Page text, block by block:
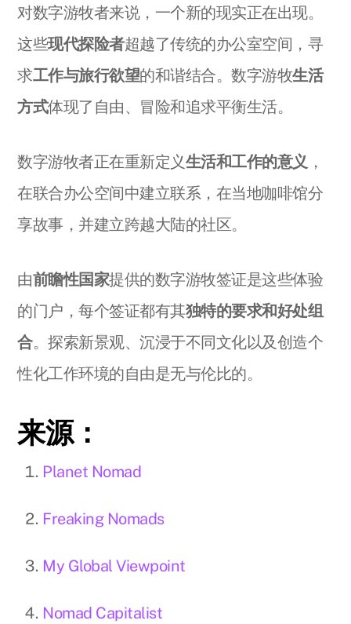
对数字游牧者来说，一个新的现实正在出现。
这些现代探险者超越了传统的办公室空间，寻
求工作与旅行欲望的和谐结合。数字游牧生活
方式体现了自由、冒险和追求平衡生活。
数字游牧者正在重新定义生活和工作的意义 ，
在联合办公空间中建立联系，在当地咖啡馆分
享故事，并建立跨越大陆的社区。
由前瞻性国家提供的数字游牧签证是这些体验
的门户，每个签证都有其独特的要求和好处组
合。探索新景观、沉浸于不同文化以及创造个
性化工作环境的自由是无与伦比的。
来源：
Planet Nomad
Freaking Nomads
My Global Viewpoint
Nomad Capitalist